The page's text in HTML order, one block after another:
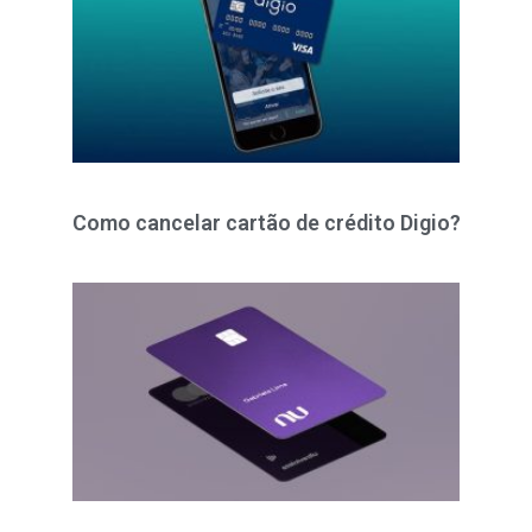
Como cancelar cartão de crédito Digio?